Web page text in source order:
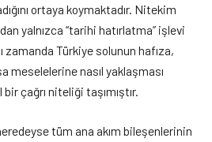
ortaya koymaktadır. Nitekim
yalnızca “tarihi hatırlatma” işlevi
zamanda Türkiye solunun hafıza,
meselelerine nasıl yaklaşması
çağrı niteliği taşımıştır.
tüm ana akım bileşenlerinin